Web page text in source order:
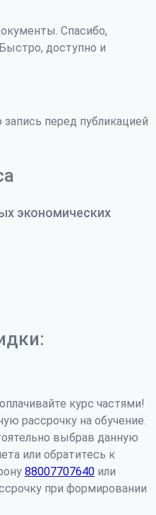
Спасибо,
доступно и
запись перед публикацией
экономических
курс частями!
рассрочку на обучение.
выбрав данную
или обратитесь к
88007707640 или
при формировании